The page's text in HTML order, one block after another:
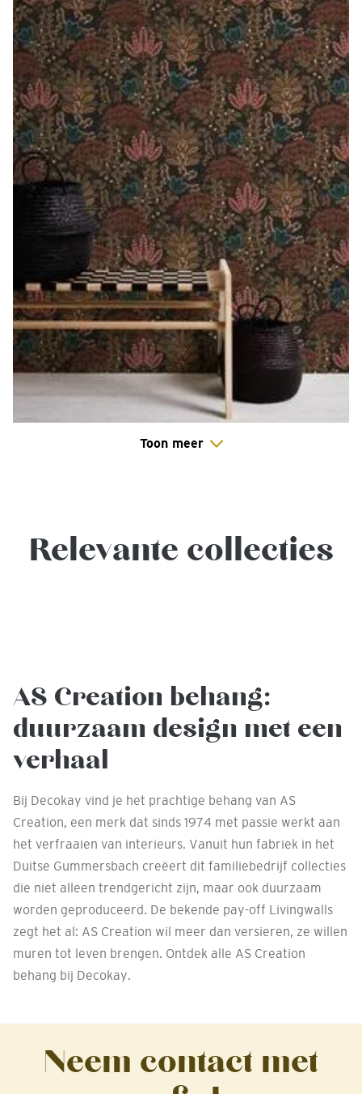
Toon meer
Relevante collecties
AS Creation behang:
duurzaam design met een
verhaal
Bij Decokay vind je het prachtige behang van AS
Creation, een merk dat sinds 1974 met passie werkt aan
het verfraaien van interieurs. Vanuit hun fabriek in het
Duitse Gummersbach creëert dit familiebedrijf collecties
die niet alleen trendgericht zijn, maar ook duurzaam
worden geproduceerd. De bekende pay-off Livingwalls
zegt het al: AS Creation wil meer dan versieren, ze willen
muren tot leven brengen. Ontdek alle AS Creation
behang bij Decokay.
Neem contact met